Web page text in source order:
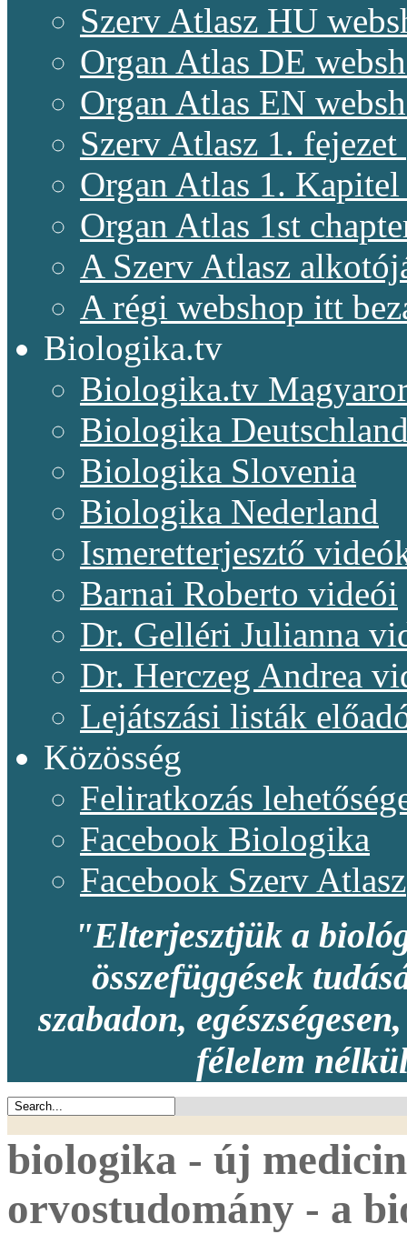
Szerv Atlasz HU
Organ Atlas DE
Organ Atlas EN
Szerv Atlasz 1.
Organ Atlas 1.
Organ Atlas 1st
A Szerv Atlasz
A régi webshop itt
Biologika.tv
Biologika.tv
Biologika
Biologika Slovenia
Biologika Nederland
Ismeretterjesztő
Barnai Roberto videói
Dr. Gelléri Julianna
Dr. Herczeg Andrea
Lejátszási listák
Közösség
Feliratkozás
Facebook Biologika
Facebook Szerv Atlasz
"Elterjesztjük a
összefüggések
szabadon,
félelem
biologika - új
orvostudomány - a